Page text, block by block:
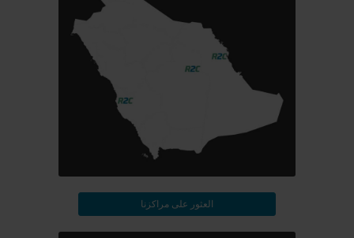
العثور على مراكزنا